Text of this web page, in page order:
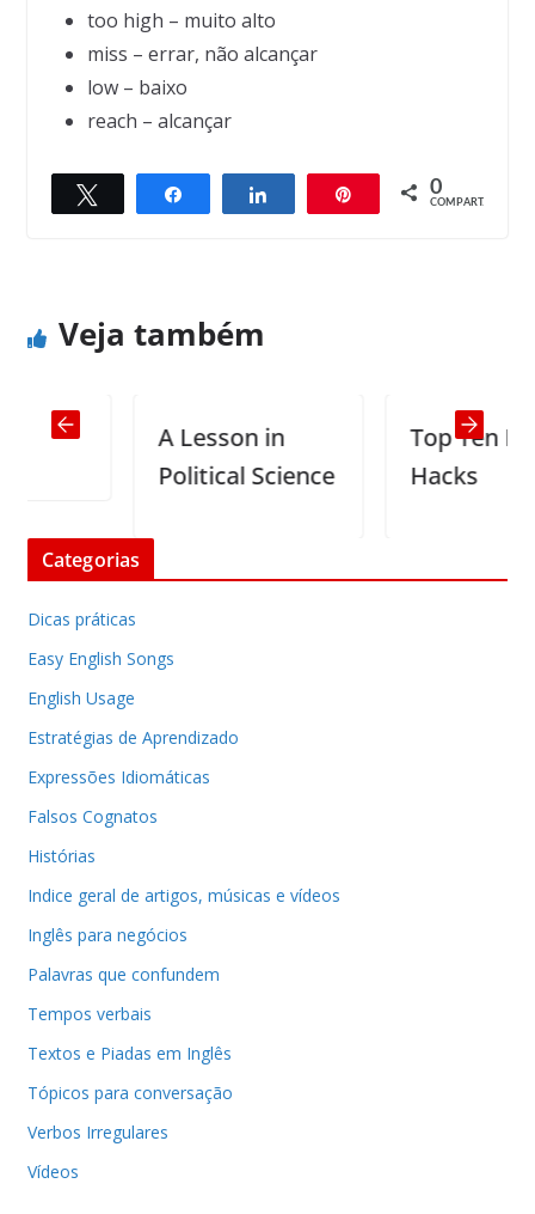
too high – muito alto
miss – errar, não alcançar
low – baixo
reach – alcançar
Compartilhar Compartilhar 0
COMPART.
← Previous
Next →
Veja também
A Lesson in
Political Science
Top Ten Life
Hacks
Categorias
Dicas práticas
Easy English Songs
English Usage
Estratégias de Aprendizado
Expressões Idiomáticas
Falsos Cognatos
Histórias
Indice geral de artigos, músicas e vídeos
Inglês para negócios
Palavras que confundem
Tempos verbais
Textos e Piadas em Inglês
Tópicos para conversação
Verbos Irregulares
Vídeos